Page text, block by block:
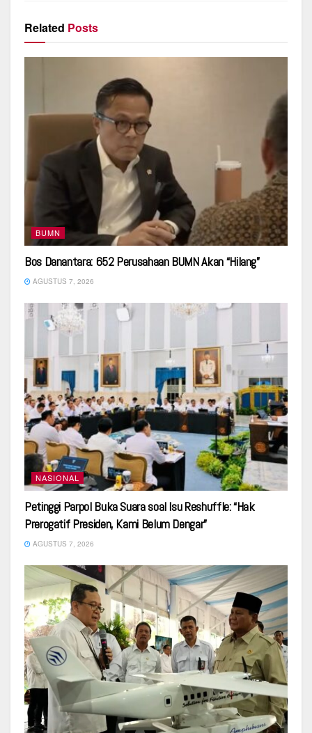
Related Posts
BUMN
Bos Danantara: 652 Perusahaan BUMN Akan “Hilang”
AGUSTUS 7, 2026
NASIONAL
Petinggi Parpol Buka Suara soal Isu Reshuffle: “Hak
Prerogatif Presiden, Kami Belum Dengar”
AGUSTUS 7, 2026